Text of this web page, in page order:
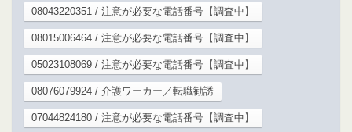
08043220351 / 注意が必要な電話番号【調査中】
08015006464 / 注意が必要な電話番号【調査中】
05023108069 / 注意が必要な電話番号【調査中】
08076079924 / 介護ワーカー／転職勧誘
07044824180 / 注意が必要な電話番号【調査中】